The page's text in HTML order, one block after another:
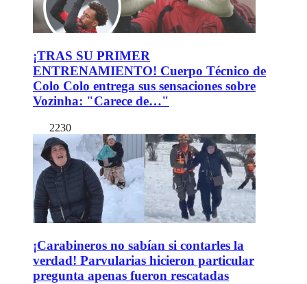
¡TRAS SU PRIMER
ENTRENAMIENTO! Cuerpo Técnico de
Colo Colo entrega sus sensaciones sobre
Vozinha: "Carece de…"
2230
¡Carabineros no sabían si contarles la
verdad! Parvularias hicieron particular
pregunta apenas fueron rescatadas